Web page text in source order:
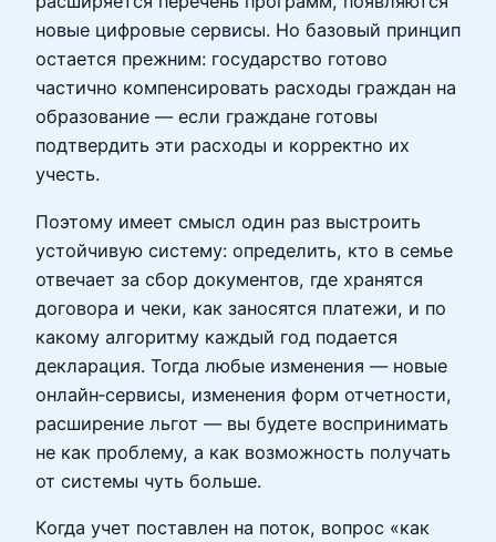
новые цифровые сервисы. Но базовый принцип
остается прежним: государство готово
частично компенсировать расходы граждан на
образование — если граждане готовы
подтвердить эти расходы и корректно их
учесть.
Поэтому имеет смысл один раз выстроить
устойчивую систему: определить, кто в семье
отвечает за сбор документов, где хранятся
договора и чеки, как заносятся платежи, и по
какому алгоритму каждый год подается
декларация. Тогда любые изменения — новые
онлайн‑сервисы, изменения форм отчетности,
расширение льгот — вы будете воспринимать
не как проблему, а как возможность получать
от системы чуть больше.
Когда учет поставлен на поток, вопрос «как